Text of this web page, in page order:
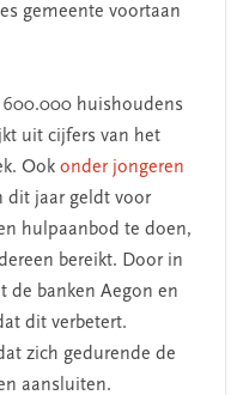
gemeente voortaan
huishoudens
uit cijfers van het
Ookonder jongeren
dit jaar geldt voor
hulpaanbod te doen,
bereikt. Door in
de banken Aegon en
dit verbetert.
zich gedurende de
aansluiten.